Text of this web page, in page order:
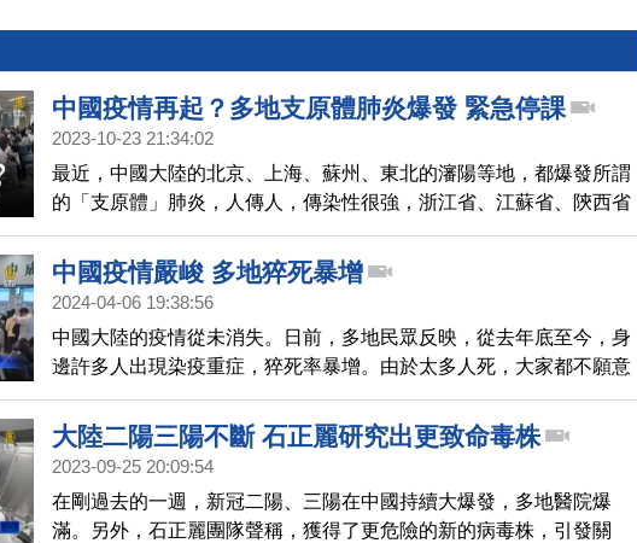
中國疫情再起？多地支原體肺炎爆發 緊急停課
2023-10-23 21:34:02
最近，中國大陸的北京、上海、蘇州、東北的瀋陽等地，都爆發所謂
的「支原體」肺炎，人傳人，傳染性很強，浙江省、江蘇省、陝西省
等地，有多所學校的班級發布通知，緊急停課。
中國疫情嚴峻 多地猝死暴增
2024-04-06 19:38:56
中國大陸的疫情從未消失。日前，多地民眾反映，從去年底至今，身
邊許多人出現染疫重症，猝死率暴增。由於太多人死，大家都不願意
去殯儀館，也不開追悼會了。
大陸二陽三陽不斷 石正麗研究出更致命毒株
2023-09-25 20:09:54
在剛過去的一週，新冠二陽、三陽在中國持續大爆發，多地醫院爆
滿。另外，石正麗團隊聲稱，獲得了更危險的新的病毒株，引發關